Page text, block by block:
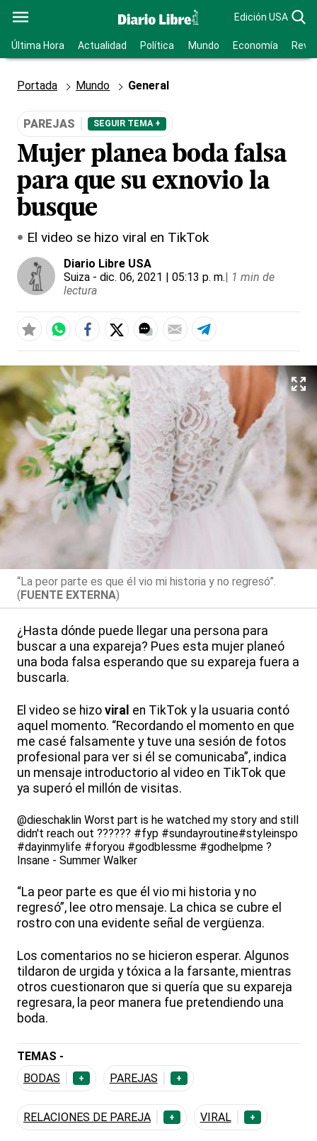
Edición USA
Última Hora Actualidad Política Mundo Economía
Portada Mundo General
PAREJAS SEGUIR TEMA +
Mujer planea boda falsa
para que su exnovio la
busque
El video se hizo viral en TikTok
Diario Libre USA
Suiza - dic. 06, 2021 | 05:13 p. m.| 1 min de
lectura
“La peor parte es que él vio mi historia y no regresó”.
(FUENTE EXTERNA)
¿Hasta dónde puede llegar una persona para
buscar a una expareja? Pues esta mujer planeó
una boda falsa esperando que su expareja fuera a
buscarla.
El video se hizo viral en TikTok y la usuaria contó
aquel momento. “Recordando el momento en que
me casé falsamente y tuve una sesión de fotos
profesional para ver si él se comunicaba”, indica
un mensaje introductorio al video en TikTok que
ya superó el millón de visitas.
@dieschaklin Worst part is he watched my story and still
didn't reach out ?????? #fyp #sundayroutine#styleinspo
#dayinmylife #foryou #godblessme #godhelpme ?
Insane - Summer Walker
“La peor parte es que él vio mi historia y no
regresó”, lee otro mensaje. La chica se cubre el
rostro con una evidente señal de vergüenza.
Los comentarios no se hicieron esperar. Algunos
tildaron de urgida y tóxica a la farsante, mientras
otros cuestionaron que si quería que su expareja
regresara, la peor manera fue pretendiendo una
boda.
TEMAS -
BODAS
+ PAREJAS +
RELACIONES DE PAREJA + VIRAL +